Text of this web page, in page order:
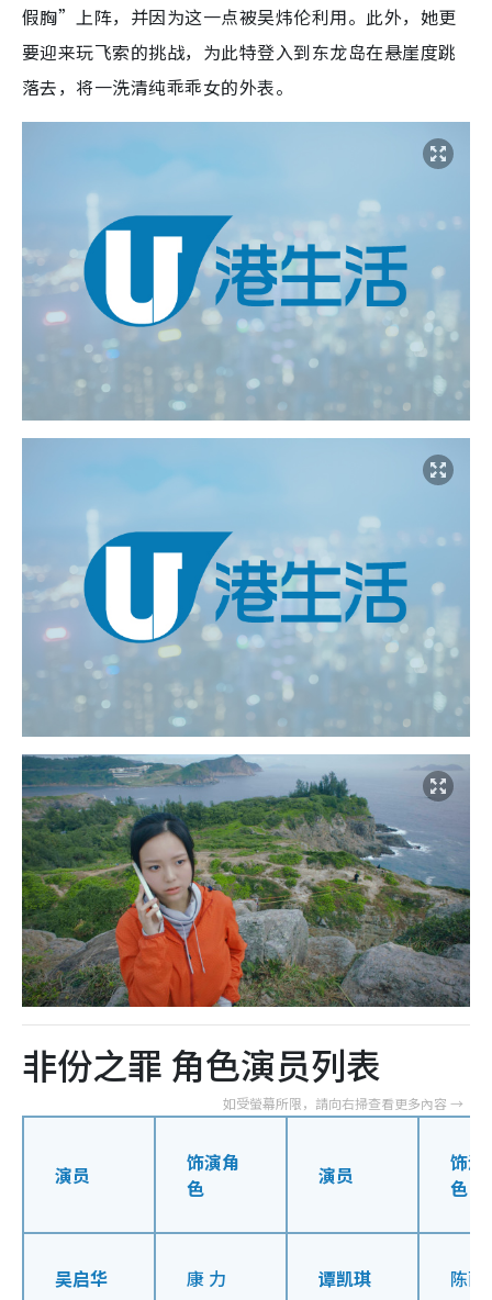
假胸”上阵，并因为这一点被吴炜伦利用。此外，她更
要迎来玩飞索的挑战，为此特登入到东龙岛在悬崖度跳
落去，将一洗清纯乖乖女的外表。
非份之罪 角色演员列表
演员
饰演角
色
演员
饰演
色
吴启华 康 力 谭凯琪 陈丽